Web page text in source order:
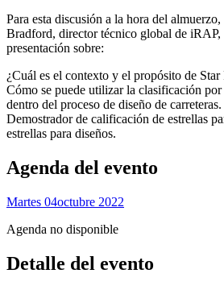
Para esta discusión a la hora del
Bradford, director técnico global de iRAP,
presentación sobre:​ ​
¿Cuál es el contexto y el propósito de
Cómo se puede utilizar la clasificación por
dentro del proceso de diseño de
Demostrador de calificación de estrellas
estrellas para diseños.
Agenda del evento
Martes 04Octubre 2022
Agenda no disponible
Detalle del evento